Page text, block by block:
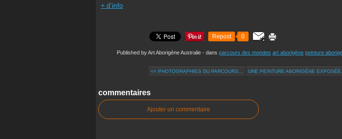
+ d'info
Repost 0
Published by Art Aborigène Australie - dans parcours des mondes art aborigène peinture
<< PHOTOGRAPHIES DU PARCOURS... UNE PEINTURE ABORIGÈNE
commentaires
Ajouter un commentaire